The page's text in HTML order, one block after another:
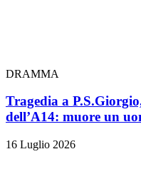
DRAMMA
Tragedia a
dell’A14: muore un
16 Luglio 2026